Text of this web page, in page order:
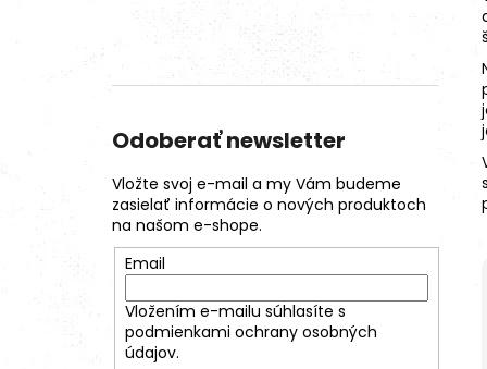
Odoberať newsletter
Vložte svoj e-mail a my Vám budeme
zasielať informácie o nových produktoch
na našom e-shope.
Email
Vložením e-mailu súhlasíte s
podmienkami ochrany osobných
údajov.